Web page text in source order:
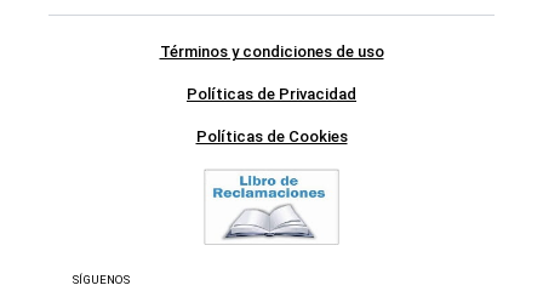
Términos y condiciones de uso
Políticas de Privacidad
Políticas de Cookies
SÍGUENOS